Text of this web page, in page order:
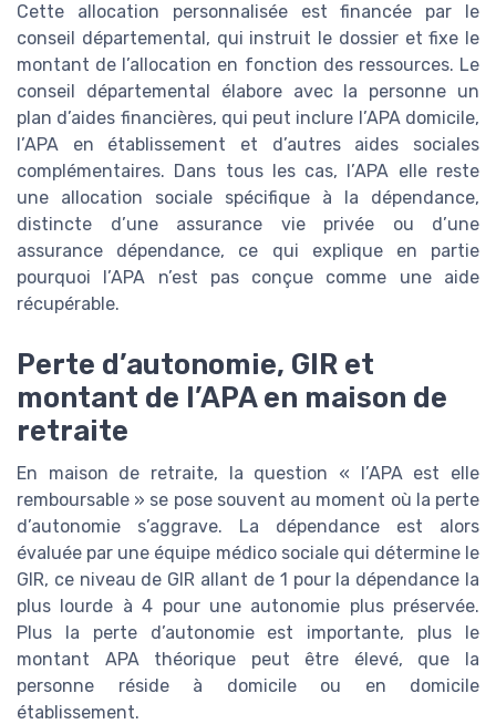
Cette allocation personnalisée est financée par le
conseil départemental, qui instruit le dossier et fixe le
montant de l’allocation en fonction des ressources. Le
conseil départemental élabore avec la personne un
plan d’aides financières, qui peut inclure l’APA domicile,
l’APA en établissement et d’autres aides sociales
complémentaires. Dans tous les cas, l’APA elle reste
une allocation sociale spécifique à la dépendance,
distincte d’une assurance vie privée ou d’une
assurance dépendance, ce qui explique en partie
pourquoi l’APA n’est pas conçue comme une aide
récupérable.
Perte d’autonomie, GIR et
montant de l’APA en maison de
retraite
En maison de retraite, la question « l’APA est elle
remboursable » se pose souvent au moment où la perte
d’autonomie s’aggrave. La dépendance est alors
évaluée par une équipe médico sociale qui détermine le
GIR, ce niveau de GIR allant de 1 pour la dépendance la
plus lourde à 4 pour une autonomie plus préservée.
Plus la perte d’autonomie est importante, plus le
montant APA théorique peut être élevé, que la
personne réside à domicile ou en domicile
établissement.